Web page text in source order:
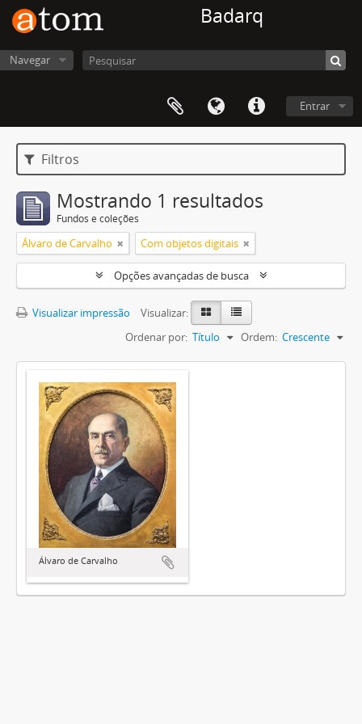
Badarq
Navegar
Entrar
Filtros
Mostrando 1 resultados
Fundos e coleções
Álvaro de Carvalho Com objetos digitais
Opções avançadas de busca
Visualizar impressão
Visualizar:
Ordenar por: Título Ordem: Crescente
Álvaro de Carvalho